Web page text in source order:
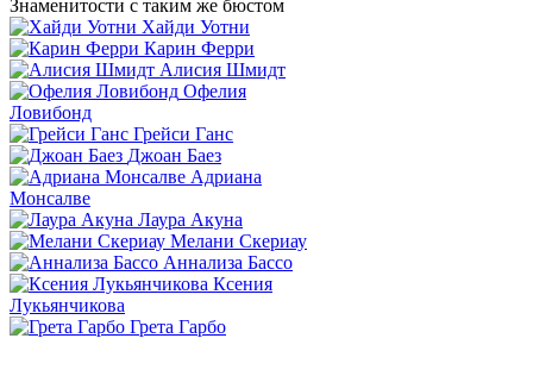
Знаменитости с таким же бюстом
Хайди Уотни
Карин Ферри
Алисия Шмидт
Офелия
Ловибонд
Грейси Ганс
Джоан Баез
Адриана
Монсалве
Лаура Акуна
Мелани Скериау
Аннализа Бассо
Ксения
Лукьянчикова
Грета Гарбо